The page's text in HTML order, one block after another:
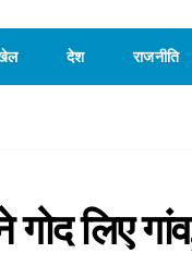
देश राजनीति
लिए